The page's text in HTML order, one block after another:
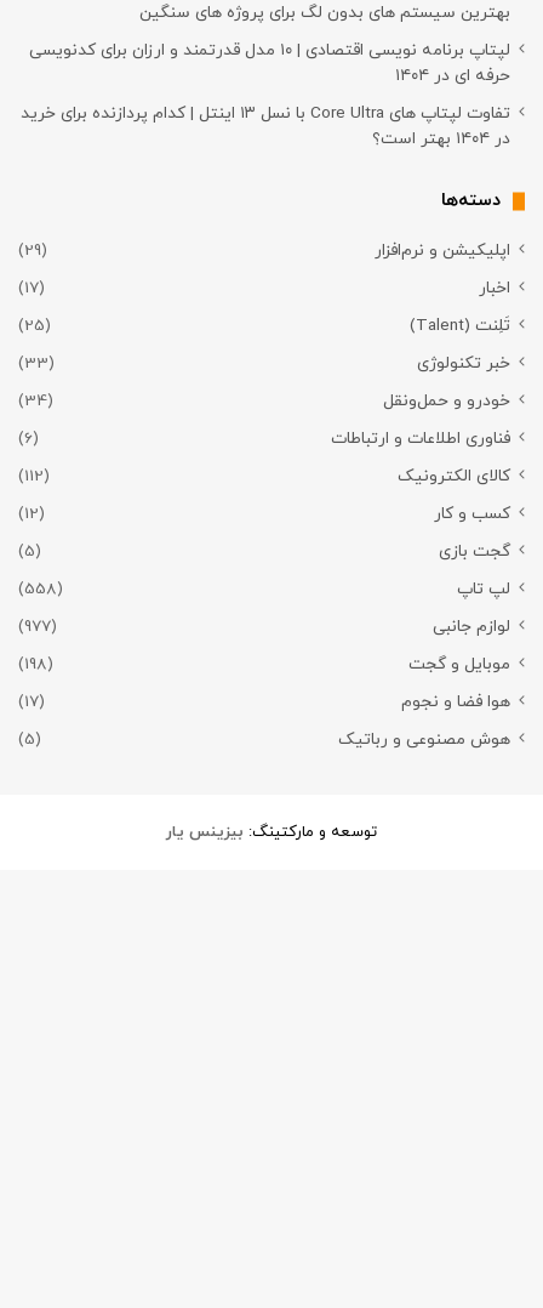
بهترین سیستم های بدون لگ برای پروژه های سنگین
لپتاپ برنامه نویسی اقتصادی | ۱۰ مدل قدرتمند و ارزان برای کدنویسی
حرفه ای در ۱۴۰۴
تفاوت لپتاپ های Core Ultra با نسل ۱۳ اینتل | کدام پردازنده برای خرید
در ۱۴۰۴ بهتر است؟
دسته‌ها
اپلیکیشن و نرم‌افزار
(29)
اخبار
(17)
تَلِنت (Talent)
(25)
خبر تکنولوژی
(33)
خودرو و حمل‌و‌نقل
(34)
فناوری اطلاعات و ارتباطات
(6)
کالای الکترونیک
(112)
کسب و کار
(12)
گجت بازی
(5)
لپ تاپ
(558)
لوازم جانبی
(977)
موبایل و گجت
(198)
هوا فضا و نجوم
(17)
هوش مصنوعی و رباتیک
(5)
توسعه و مارکتینگ: بیزینس یار